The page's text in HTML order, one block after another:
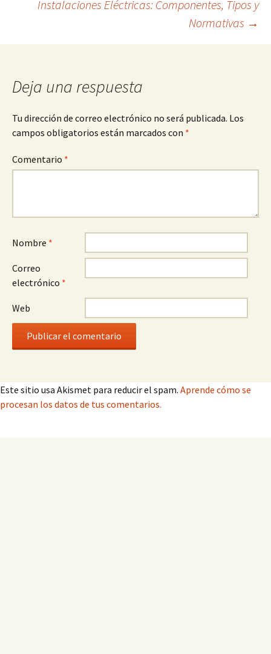
entradas
Instalaciones Eléctricas: Componentes, Tipos y
Normativas →
Deja una respuesta
Tu dirección de correo electrónico no será publicada. Los
campos obligatorios están marcados con *
Comentario *
Nombre *
Correo
electrónico *
Web
Este sitio usa Akismet para reducir el spam. Aprende cómo se
procesan los datos de tus comentarios.